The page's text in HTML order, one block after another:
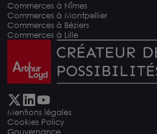
Commerces à Nîmes
Commerces à Montpellier
Commerces à Béziers
Commerces à Lille
Mentions légales
Cookies Policy
Gouvernance